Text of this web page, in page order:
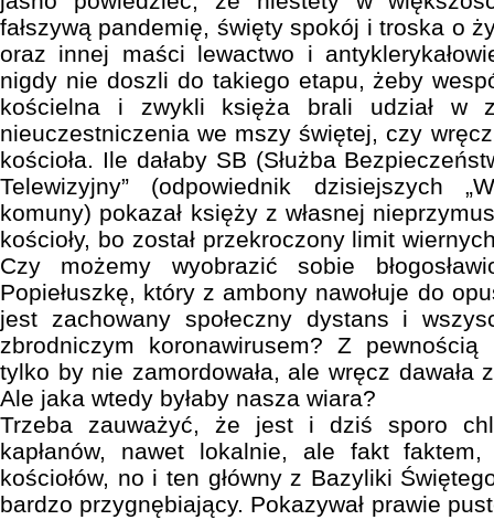
fałszywą pandemię, święty spokój i troska o
oraz innej maści lewactwo i
nigdy nie doszli do takiego etapu, żeby
kościelna i zwykli księża brali udział w
nieuczestniczenia we mszy świętej, czy
kościoła. Ile dałaby SB (Służba
Telewizyjny” (odpowiednik dzisiejszych
komuny) pokazał księży z własnej
kościoły, bo został przekroczony limit
Czy możemy wyobrazić sobie
Popiełuszkę, który z ambony nawołuje do
jest zachowany społeczny dystans i
zbrodniczym koronawirusem? Z
tylko by nie zamordowała, ale wręcz dawała
Ale jaka wtedy byłaby nasza wiara?
Trzeba zauważyć, że jest i dziś sporo
kapłanów, nawet lokalnie, ale fakt
kościołów, no i ten główny z Bazyliki
bardzo przygnębiający. Pokazywał prawie